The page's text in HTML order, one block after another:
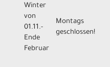
Winter
von
01.11.-
Ende
Februar
Montags
geschlossen!